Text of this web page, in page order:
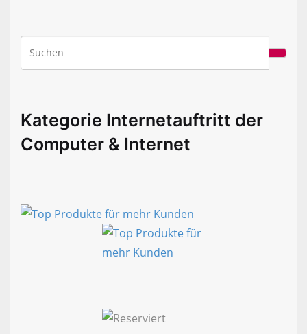
Kategorie Internetauftritt der
Computer & Internet